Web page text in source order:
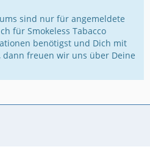
sind nur für angemeldete
für Smokeless Tabacco
benötigst und Dich mit
freuen wir uns über Deine